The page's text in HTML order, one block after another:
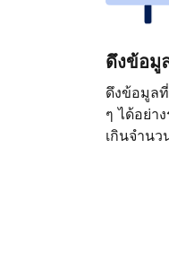
ดึงข้อมู
ดึงข้อมูล
ๆ ได้อย่า
เกินจำน
เริ่มต้น